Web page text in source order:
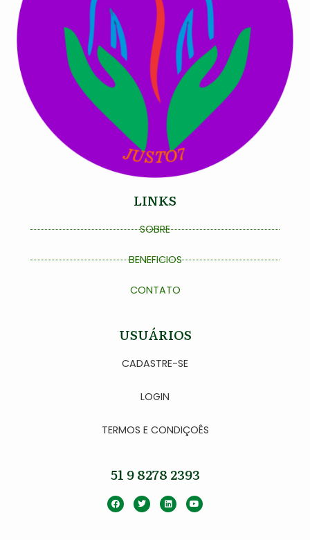
LINKS
SOBRE
BENEFICIOS
CONTATO
USUÁRIOS
CADASTRE-SE
LOGIN
TERMOS E CONDIÇOÊS
51 9 8278 2393